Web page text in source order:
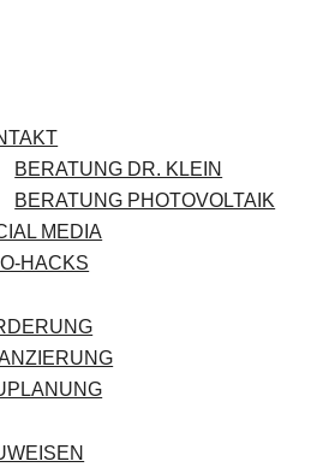
BERATUNG DR. KLEIN
BERATUNG PHOTOVOLTAIK
MEDIA
HACKS